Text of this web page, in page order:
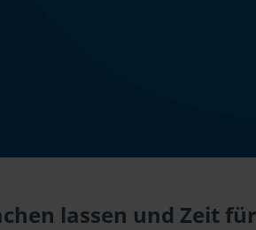
lassen und Zeit